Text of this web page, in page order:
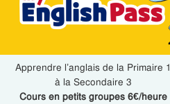
Apprendre l’anglais de la Primaire 1
à la Secondaire 3
Cours en petits groupes 6€/heure